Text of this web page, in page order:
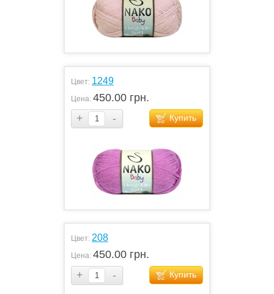
Цвет: 1249
Цена: 450.00 грн.
+
- Купить
Цвет: 208
Цена: 450.00 грн.
+
- Купить